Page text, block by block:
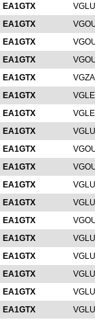
EA1GTX
EA1GTX
EA1GTX
EA1GTX
EA1GTX
EA1GTX
EA1GTX
EA1GTX
EA1GTX
EA1GTX
EA1GTX
EA1GTX
EA1GTX
EA1GTX
EA1GTX
EA1GTX
EA1GTX
EA1GTX